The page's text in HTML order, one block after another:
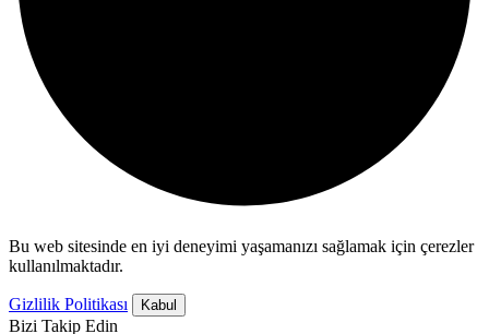
Bu web sitesinde en iyi deneyimi yaşamanızı sağlamak için çerezler
kullanılmaktadır.
Gizlilik Politikası Kabul
Bizi Takip Edin